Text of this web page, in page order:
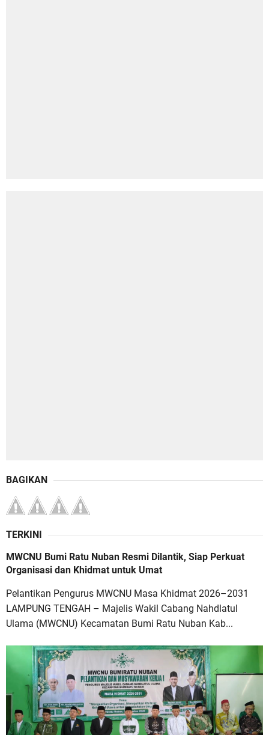
BAGIKAN
TERKINI
MWCNU Bumi Ratu Nuban Resmi Dilantik, Siap Perkuat
Organisasi dan Khidmat untuk Umat
Pelantikan Pengurus MWCNU Masa Khidmat 2026–2031
LAMPUNG TENGAH – Majelis Wakil Cabang Nahdlatul
Ulama (MWCNU) Kecamatan Bumi Ratu Nuban Kab...